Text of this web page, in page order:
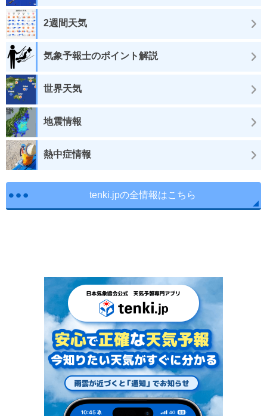
2週間天気
気象予報士のポイント解説
世界天気
地震情報
熱中症情報
tenki.jpの全情報はこちら